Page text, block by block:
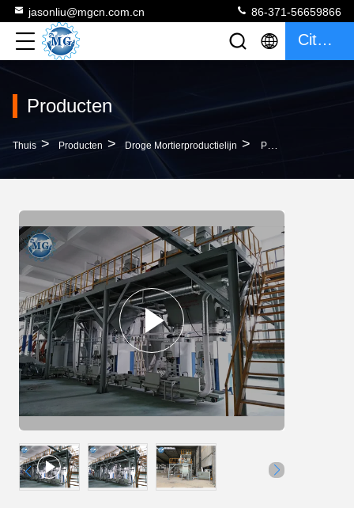
jasonliu@mgcn.com.cn 86-371-56659866
Citaat
Producten
Thuis > Producten > Droge Mortierproductielijn > PLC Productielijn Van Het Controle De Droge Mortier Met Systeem 8m * 8m * 10m Van De Luchtcompressor